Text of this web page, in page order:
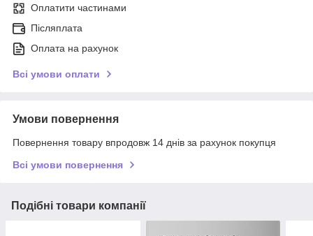
Оплатити частинами
Післяплата
Оплата на рахунок
Всі умови оплати
Умови повернення
Повернення товару впродовж 14 днів за рахунок покупця
Всі умови повернення
Подібні товари компанії